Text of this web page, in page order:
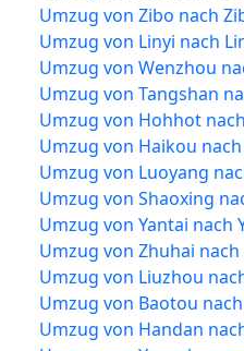
Umzug von Zibo nach
Umzug von Linyi nach
Umzug von Wenzhou
Umzug von Tangshan
Umzug von Hohhot
Umzug von Haikou
Umzug von Luoyang
Umzug von Shaoxing
Umzug von Yantai nach
Umzug von Zhuhai nach
Umzug von Liuzhou
Umzug von Baotou
Umzug von Handan